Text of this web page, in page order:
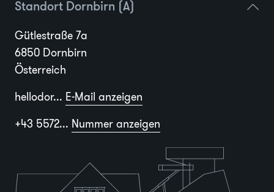
Standort Dornbirn (A)
Gütlestraße 7a
6850 Dornbirn
Österreich
hellodor... E-Mail anzeigen
+43 5572... Nummer anzeigen